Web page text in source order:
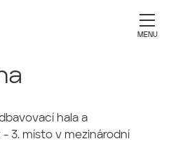
hala a
3. místo v mezinárodní